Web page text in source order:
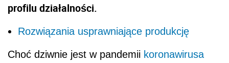
profilu działalności.
Rozwiązania usprawniające produkcję
Choć dziwnie jest w pandemii koronawirusa